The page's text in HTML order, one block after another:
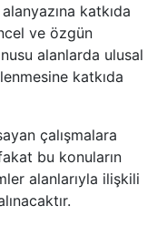
katkıda
ve özgün
alanlarda ulusal
katkıda
çalışmalara
bu konuların
alanlarıyla ilişkili